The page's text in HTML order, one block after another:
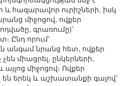
և հազարավոր ուրիշների, իսկ
միջոցով, ովքեր
գրառումը)՝
Ընդ որում՝
անգամ նրանց հետ, ովքեր
միացրել, ընկերների,
միջոցով։ Ովքեր
են երեկ և աշխատանքի գալով՝